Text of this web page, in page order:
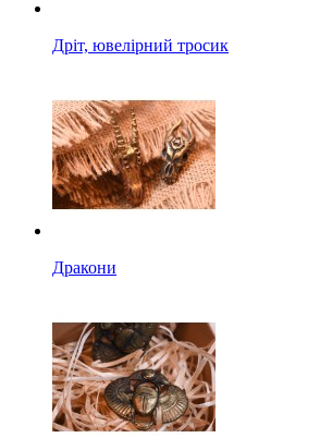
Дріт, ювелірний тросик
Дракони